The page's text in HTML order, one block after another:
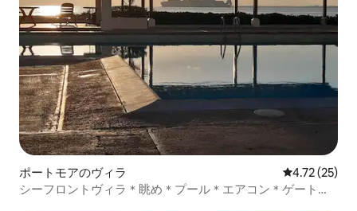
ポートモアのヴィラ レビュー25
4.72 (25)
シーフロントヴィラ＊眺め＊プール＊エアコン＊ゲート＊